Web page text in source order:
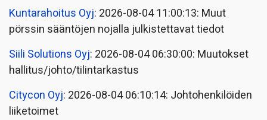
Kuntarahoitus Oyj: 2026-08-04 11:00:13: Muut
pörssin sääntöjen nojalla julkistettavat tiedot
Siili Solutions Oyj: 2026-08-04 06:30:00: Muutokset
hallitus/johto/tilintarkastus
Citycon Oyj: 2026-08-04 06:10:14: Johtohenkilöiden
liiketoimet